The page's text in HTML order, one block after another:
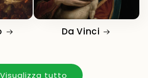
Da Vinci
Visualizza tutto